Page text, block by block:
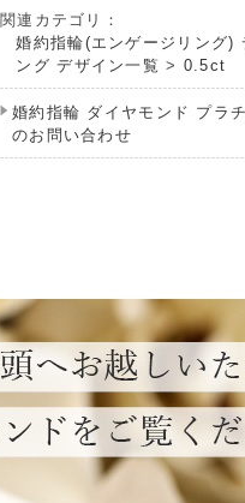
関連カテゴリ：
婚約指輪(エンゲージリング)
ング デザイン一覧 > 0.5ct
婚約指輪 ダイヤモンド プラ
のお問い合わせ